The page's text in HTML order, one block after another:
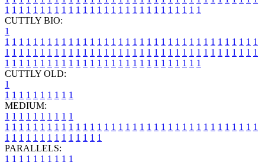
1 1 1 1 1 1 1 1 1 1 1 1 1 1 1 1 1 1 1 1 1 1 1 1 1 1 1 1
CUTTLY BIO:
1
1 1 1 1 1 1 1 1 1 1 1 1 1 1 1 1 1 1 1 1 1 1 1 1 1 1 1 1 1 1 1 1 1 1 1 1
1 1 1 1 1 1 1 1 1 1 1 1 1 1 1 1 1 1 1 1 1 1 1 1 1 1 1 1 1 1 1 1 1 1 1 1
1 1 1 1 1 1 1 1 1 1 1 1 1 1 1 1 1 1 1 1 1 1 1 1 1 1 1 1
CUTTLY OLD:
1
1 1 1 1 1 1 1 1 1 1
MEDIUM:
1 1 1 1 1 1 1 1 1 1
1 1 1 1 1 1 1 1 1 1 1 1 1 1 1 1 1 1 1 1 1 1 1 1 1 1 1 1 1 1 1 1 1 1 1 1
1 1 1 1 1 1 1 1 1 1 1 1 1 1
PARALLELS:
1 1 1 1 1 1 1 1 1 1